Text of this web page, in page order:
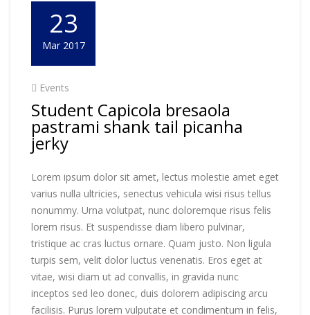
23
Mar 2017
Events
Student Capicola bresaola
pastrami shank tail picanha
jerky
Lorem ipsum dolor sit amet, lectus molestie amet eget
varius nulla ultricies, senectus vehicula wisi risus tellus
nonummy. Urna volutpat, nunc doloremque risus felis
lorem risus. Et suspendisse diam libero pulvinar,
tristique ac cras luctus ornare. Quam justo. Non ligula
turpis sem, velit dolor luctus venenatis. Eros eget at
vitae, wisi diam ut ad convallis, in gravida nunc
inceptos sed leo donec, duis dolorem adipiscing arcu
facilisis. Purus lorem vulputate et condimentum in felis,